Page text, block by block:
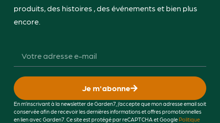
produits, des histoires , des événements et bien plus
encore.
Je m'abonne
En m’inscrivant à la newsletter de Garden7, j’accepte que mon adresse email soit
conservée afin de recevoir les dernières informations et offres promotionnelles
en lien avec Garden7. Ce site est protégé par reCAPTCHA et GooglePolitique